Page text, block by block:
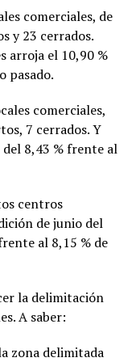
comerciales, de
y 23 cerrados.
arroja el 10,90 %
pasado.
comerciales,
7 cerrados. Y
del 8,43 % frente al
centros
de junio del
al 8,15 % de
la delimitación
A saber:
zona delimitada